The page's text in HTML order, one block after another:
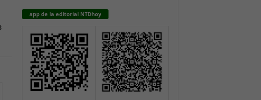
app de la editorial NTDhoy